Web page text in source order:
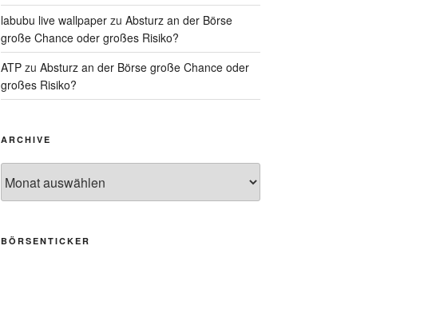
labubu live wallpaperzu Absturz an der Börse
große Chance oder großes Risiko?
ATPzu Absturz an der Börse große Chance oder
großes Risiko?
ARCHIVE
BÖRSENTICKER